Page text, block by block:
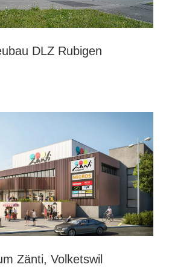
DLZ Rubigen
Zänti, Volketswil